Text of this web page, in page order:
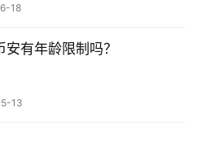
18
安有年龄限制吗？
13